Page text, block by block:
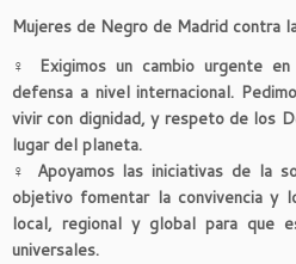
Mujeres de Negro de Madrid contra
♀
Exigimos un cambio urgente
defensa a nivel internacional.
vivir con dignidad, y respeto de los
lugar del planeta.
♀
Apoyamos las iniciativas de la
objetivo fomentar la convivencia y
local, regional y global para que
universales.